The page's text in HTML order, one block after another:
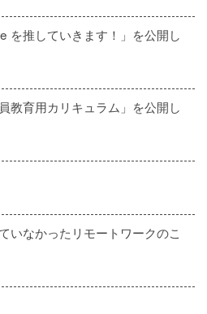
を推していきます！」を公開し
教育用カリキュラム」を公開し
いなかったリモートワークのこ